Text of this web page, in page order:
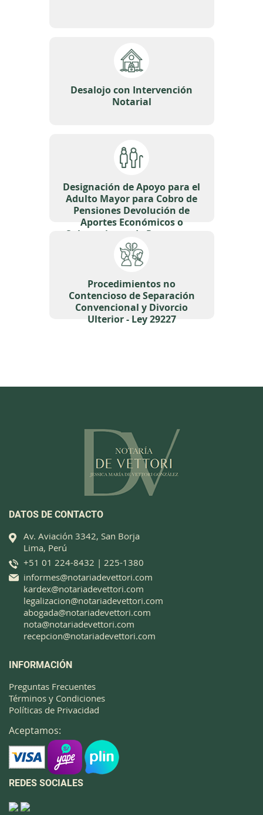
Desalojo con Intervención
Notarial
Designación de Apoyo para el
Adulto Mayor para Cobro de
Pensiones Devolución de
Aportes Económicos o
Subvenciones de Programas
Nacionales de Asistencia no
Contributivos
Procedimientos no
Contencioso de Separación
Convencional y Divorcio
Ulterior - Ley 29227
DATOS DE CONTACTO
Av. Aviación 3342, San Borja
Lima, Perú
+51 01 224-8432 | 225-1380
informes@notariadevettori.com
kardex@notariadevettori.com
legalizacion@notariadevettori.com
abogada@notariadevettori.com
nota@notariadevettori.com
recepcion@notariadevettori.com
INFORMACIÓN
Preguntas Frecuentes
Términos y Condiciones
Políticas de Privacidad
Aceptamos:
REDES SOCIALES